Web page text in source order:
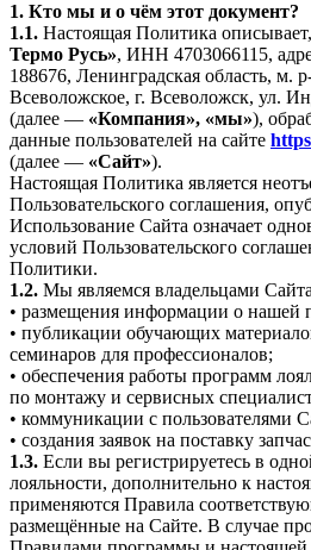
1. Кто мы и о чём этот документ?
1.1. Настоящая Политика
Термо Русь», ИНН 4703066115,
188676, Ленинградская область, м.
Всеволожское, г. Всеволожск, ул.
(далее — «Компания», «мы»),
данные пользователей на сайте
(далее — «Сайт»).
Настоящая Политика является
Пользовательского соглашения,
Использование Сайта означает
условий Пользовательского
Политики.
1.2. Мы являемся владельцами
• размещения информации о нашей
• публикации обучающих
семинаров для профессионалов;
• обеспечения работы программ
по монтажу и сервисных
• коммуникации с пользователями
• создания заявок на поставку
1.3. Если вы регистрируетесь в
лояльности, дополнительно к
применяются Правила
размещённые на Сайте. В случае